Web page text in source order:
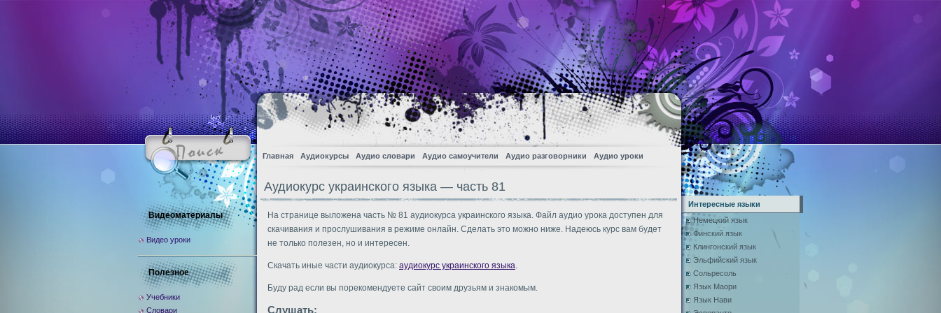
Главная Аудиокурсы Аудио словари Аудио самоучители Аудио разговорники Аудио уроки
Аудиокурс украинского языка — часть 81
На странице выложена часть № 81 аудиокурса украинского языка. Файл аудио урока доступен для
скачивания и прослушивания в режиме онлайн. Сделать это можно ниже. Надеюсь курс вам будет
не только полезен, но и интересен.
Скачать иные части аудиокурса: аудиокурс украинского языка.
Буду рад если вы порекомендуете сайт своим друзьям и знакомым.
Слушать:
Видеоматериалы
Видео уроки
Полезное
Учебники
Словари
Интересные языки
Немецкий язык
Финский язык
Клингонский язык
Эльфийский язык
Сольресоль
Язык Маори
Язык Нави